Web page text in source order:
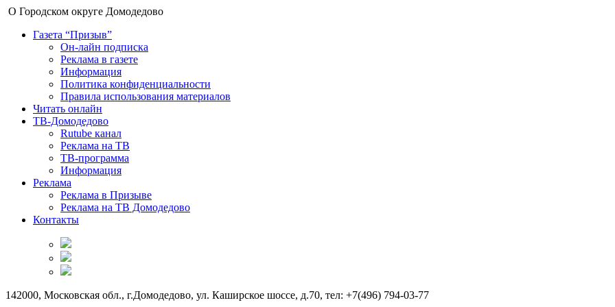
О Городском округе Домодедово
Газета “Призыв”
Он-лайн подписка
Реклама в газете
Информация
Политика конфиденциальности
Правила использования материалов
Читать онлайн
ТВ-Домодедово
Rutube канал
Реклама на ТВ
ТВ-программа
Информация
Реклама
Реклама в Призыве
Реклама на ТВ Домодедово
Контакты
142000, Московская обл., г.Домодедово, ул. Каширское шоссе, д.70, тел: +7(496) 794-03-77